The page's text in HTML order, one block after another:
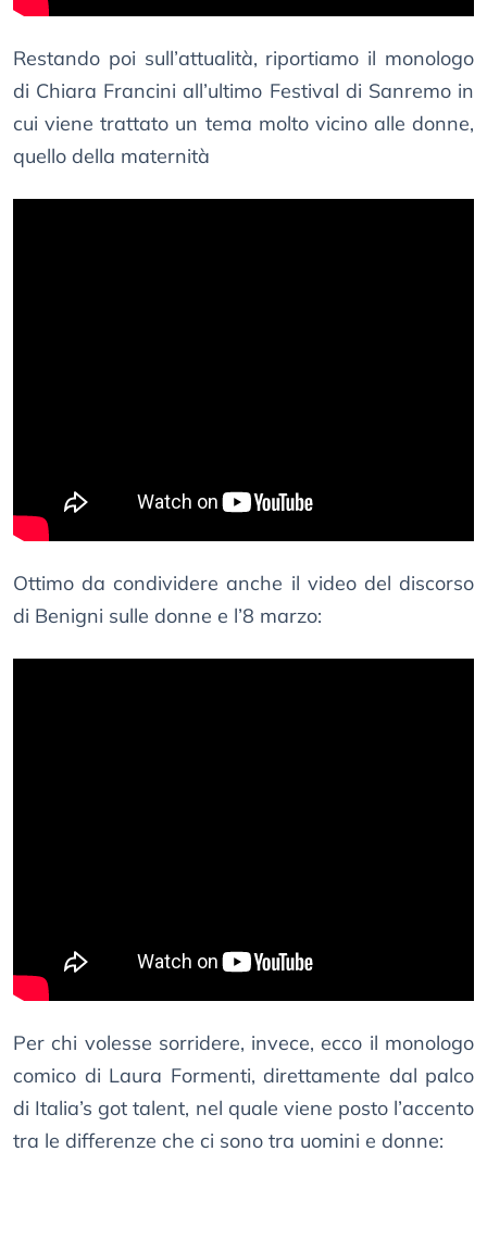
Restando poi sull’attualità, riportiamo il monologo
di Chiara Francini all’ultimo Festival di Sanremo in
cui viene trattato un tema molto vicino alle donne,
quello della maternità
Ottimo da condividere anche il video del discorso
di Benigni sulle donne e l’8 marzo:
Per chi volesse sorridere, invece, ecco il monologo
comico di Laura Formenti, direttamente dal palco
di Italia’s got talent, nel quale viene posto l’accento
tra le differenze che ci sono tra uomini e donne: